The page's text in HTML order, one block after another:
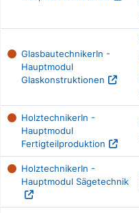
GlasbautechnikerIn -
Hauptmodul
Glaskonstruktionen
HolztechnikerIn -
Hauptmodul
Fertigteilproduktion
HolztechnikerIn -
Hauptmodul Sägetechnik